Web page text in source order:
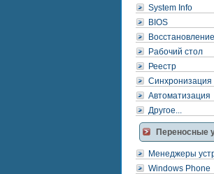
System Info
BIOS
Восстановление
Рабочий стол
Реестр
Синхронизация
Автоматизация
Другое...
Переносные
Менеджеры
Windows Phone